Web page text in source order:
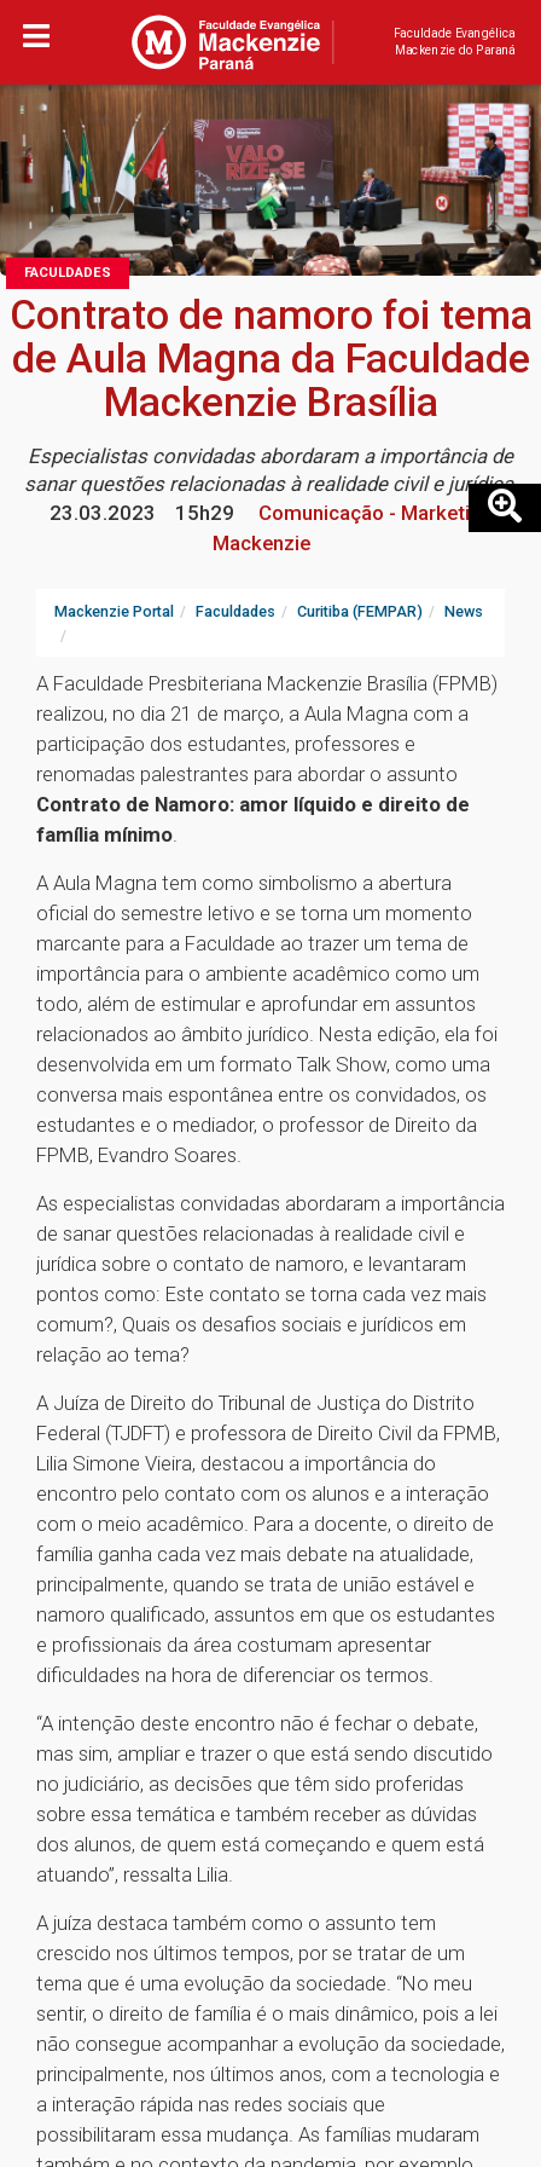
Faculdade Evangélica
Mackenzie do Paraná
FACULDADES
Contrato de namoro foi tema
de Aula Magna da Faculdade
Mackenzie Brasília
Especialistas convidadas abordaram a importância de
sanar questões relacionadas à realidade civil e jurídica
23.03.2023
15h29
Comunicação - Marketing
Mackenzie
Mackenzie Portal Faculdades Curitiba (FEMPAR) News
A Faculdade Presbiteriana Mackenzie Brasília (FPMB)
realizou, no dia 21 de março, a Aula Magna com a
participação dos estudantes, professores e
renomadas palestrantes para abordar o assunto
Contrato de Namoro: amor líquido e direito de
família mínimo.
A Aula Magna tem como simbolismo a abertura
oficial do semestre letivo e se torna um momento
marcante para a Faculdade ao trazer um tema de
importância para o ambiente acadêmico como um
todo, além de estimular e aprofundar em assuntos
relacionados ao âmbito jurídico. Nesta edição, ela foi
desenvolvida em um formato Talk Show, como uma
conversa mais espontânea entre os convidados, os
estudantes e o mediador, o professor de Direito da
FPMB, Evandro Soares.
As especialistas convidadas abordaram a importância
de sanar questões relacionadas à realidade civil e
jurídica sobre o contato de namoro, e levantaram
pontos como: Este contato se torna cada vez mais
comum?, Quais os desafios sociais e jurídicos em
relação ao tema?
A Juíza de Direito do Tribunal de Justiça do Distrito
Federal (TJDFT) e professora de Direito Civil da FPMB,
Lilia Simone Vieira, destacou a importância do
encontro pelo contato com os alunos e a interação
com o meio acadêmico. Para a docente, o direito de
família ganha cada vez mais debate na atualidade,
principalmente, quando se trata de união estável e
namoro qualificado, assuntos em que os estudantes
e profissionais da área costumam apresentar
dificuldades na hora de diferenciar os termos.
“A intenção deste encontro não é fechar o debate,
mas sim, ampliar e trazer o que está sendo discutido
no judiciário, as decisões que têm sido proferidas
sobre essa temática e também receber as dúvidas
dos alunos, de quem está começando e quem está
atuando”, ressalta Lilia.
A juíza destaca também como o assunto tem
crescido nos últimos tempos, por se tratar de um
tema que é uma evolução da sociedade. “No meu
sentir, o direito de família é o mais dinâmico, pois a lei
não consegue acompanhar a evolução da sociedade,
principalmente, nos últimos anos, com a tecnologia e
a interação rápida nas redes sociais que
possibilitaram essa mudança. As famílias mudaram